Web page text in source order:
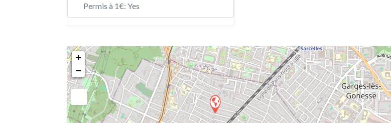
Permis à 1€: Yes
+
−